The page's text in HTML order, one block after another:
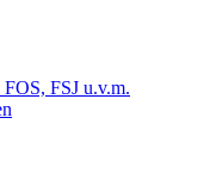
FSJ u.v.m.